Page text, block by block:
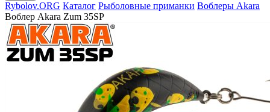
Rybolov.ORG Каталог Рыболовные приманки Воблеры Akara
Воблер Akara Zum 35SP